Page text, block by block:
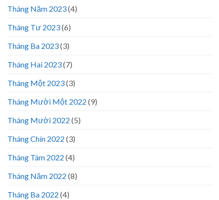
Tháng Năm 2023(4)
Tháng Tư 2023(6)
Tháng Ba 2023(3)
Tháng Hai 2023(7)
Tháng Một 2023(3)
Tháng Mười Một 2022 (9)
Tháng Mười 2022 (5)
Tháng Chín 2022 (3)
Tháng Tám 2022 (4)
Tháng Năm 2022 (8)
Tháng Ba 2022 (4)